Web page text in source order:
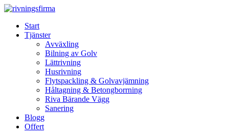
Skip
contentStart
Tjänster
Avväxling
Bilning av Golv
Lättrivning
Husrivning
Flytspackling & Golvavjämning
Håltagning & Betongborrning
Riva Bärande Vägg
Sanering
Blogg
Offert